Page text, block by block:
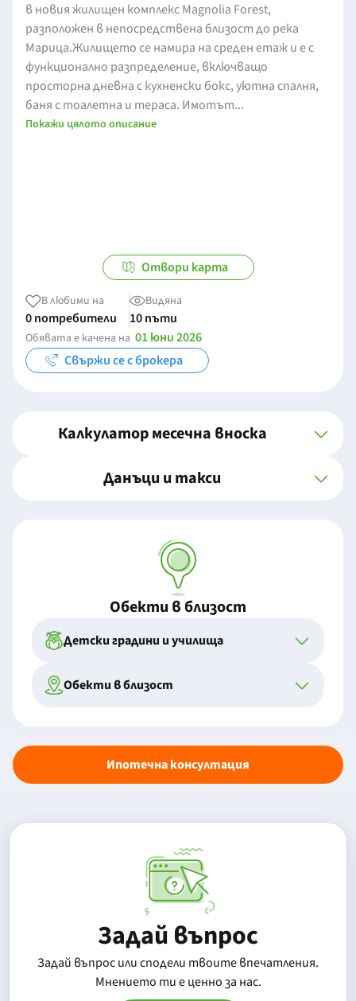
в новия жилищен комплекс Magnolia Forest,
разположен в непосредствена близост до река
Марица.Жилището се намира на среден етаж и е с
функционално разпределение, включващо
просторна дневна с кухненски бокс, уютна спалня,
баня с тоалетна и тераса. Имотът...
Покажи цялото описание
Отвори карта
В любими на
0 потребители
Видяна
10 пъти
Обявата е качена на 01 юни 2026
Свържи се с брокера
Калкулатор месечна вноска
Данъци и такси
Обекти в близост
Детски градини и училища
Обекти в близост
Ипотечна консултация
Задай въпрос
Задай въпрос или сподели твоите впечатления.
Mнението ти е ценно за нас.